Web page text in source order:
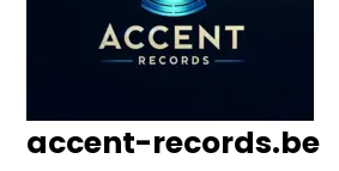
accent-records.be